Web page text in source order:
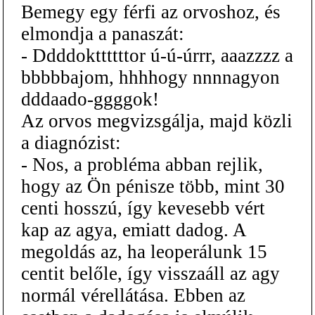
Bemegy egy férfi az orvoshoz, és
elmondja a panaszát:
- Ddddokttttttor ú-ú-úrrr, aaazzzz a
bbbbbajom, hhhhogy nnnnagyon
dddaado-ggggok!
Az orvos megvizsgálja, majd közli
a diagnózist:
- Nos, a probléma abban rejlik,
hogy az Ön pénisze több, mint 30
centi hosszú, így kevesebb vért
kap az agya, emiatt dadog. A
megoldás az, ha leoperálunk 15
centit belőle, így visszaáll az agy
normál vérellátása. Ebben az